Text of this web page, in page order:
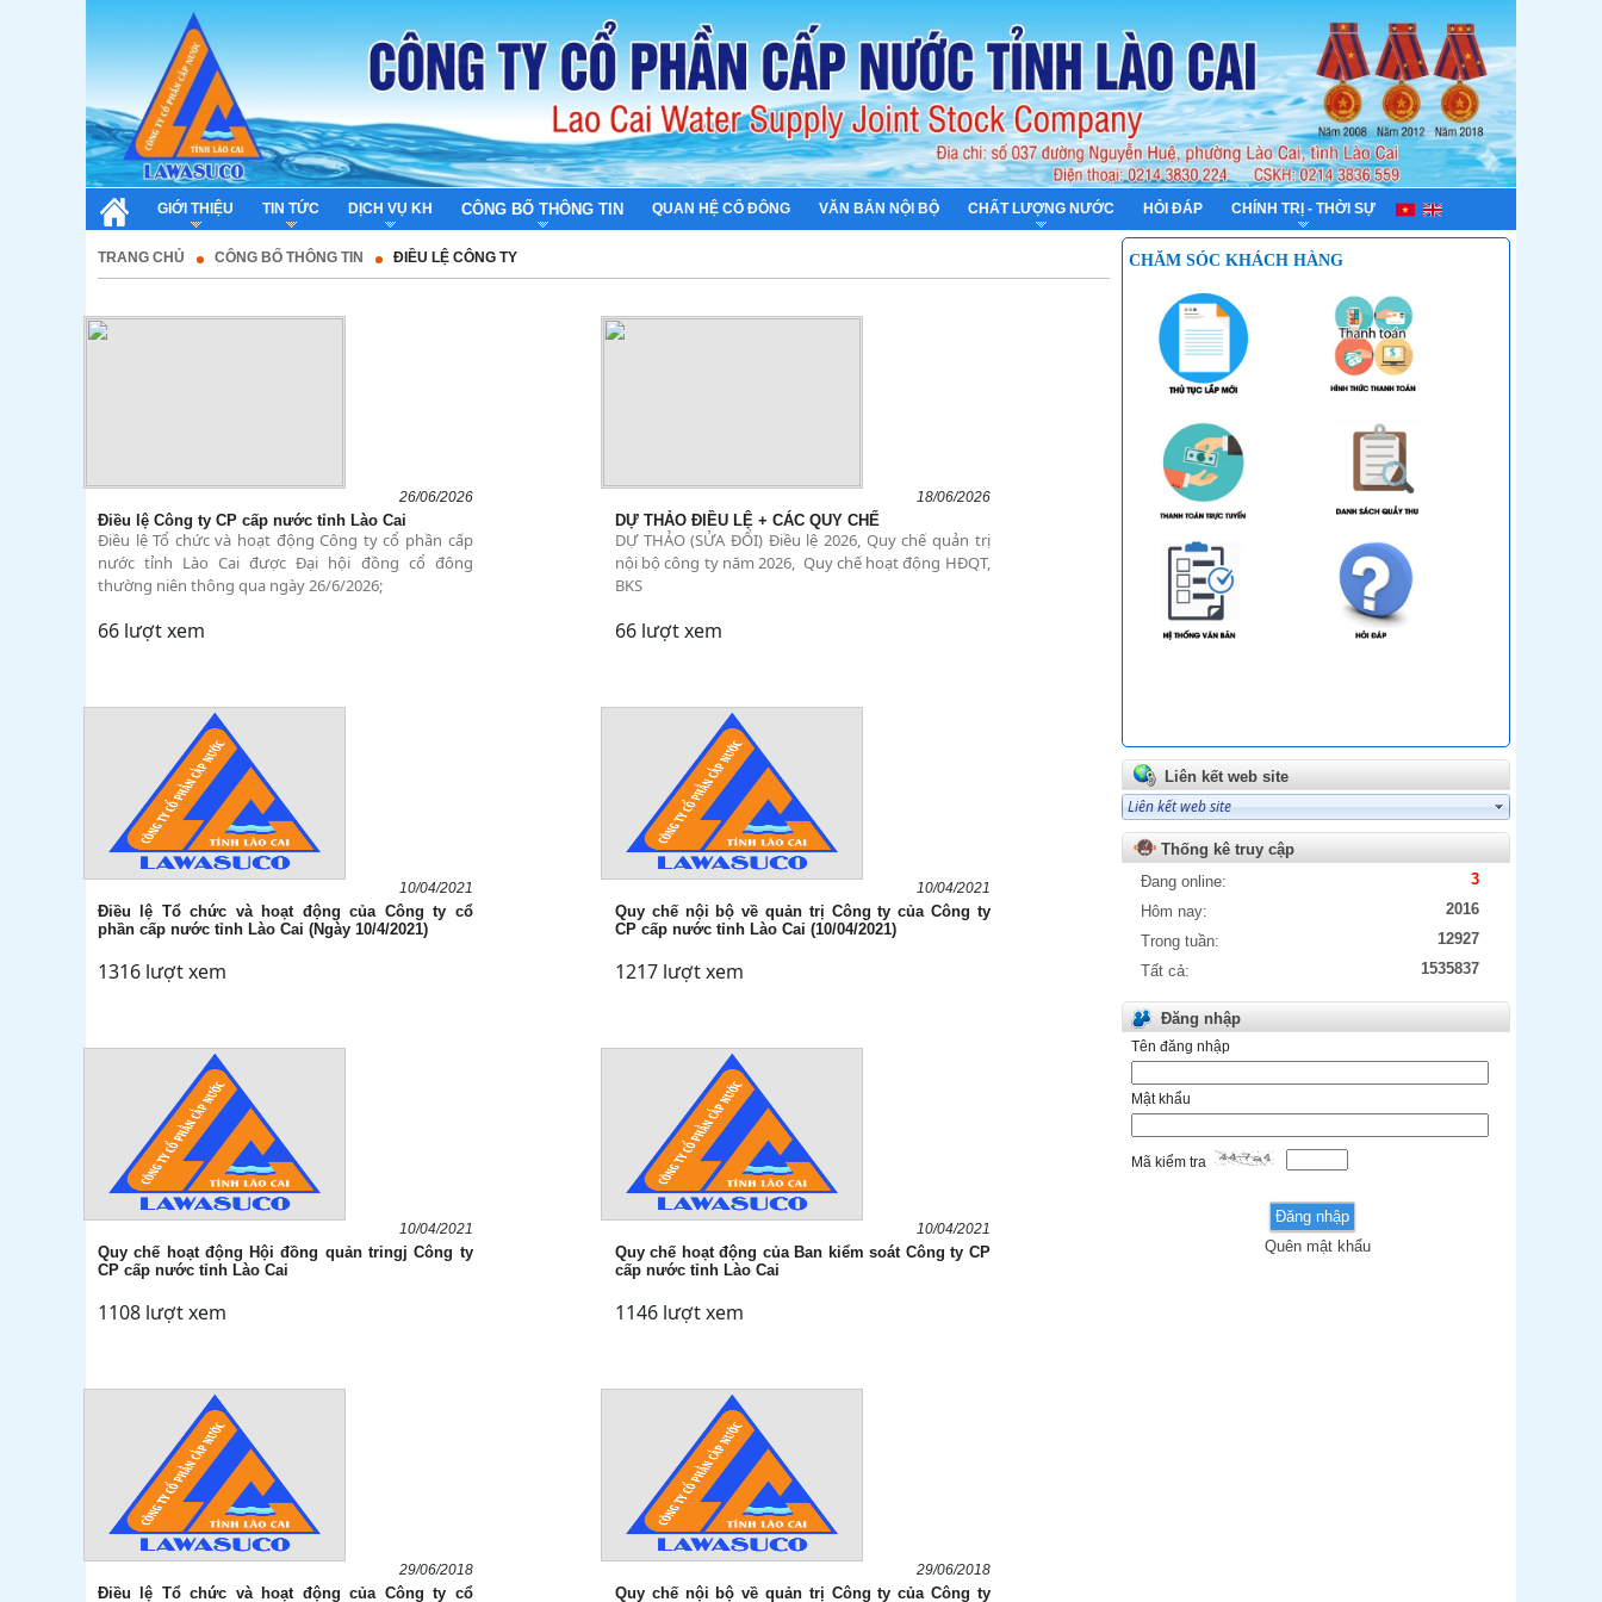
GIỚI THIỆU TIN TỨC DỊCH VỤ KH CÔNG BỐ THÔNG TIN QUAN HỆ CỔ ĐÔNG VĂN BẢN NỘI BỘ CHẤT LƯỢNG NƯỚC HỎI ĐÁP CHÍNH TRỊ - THỜI SỰ
TRANG CHỦ CÔNG BỐ THÔNG TIN ĐIỀU LỆ CÔNG TY
26/06/2026
Điều lệ Công ty CP cấp nước tỉnh Lào Cai
Điều lệ Tổ chức và hoạt động Công ty cổ phần cấp
nước tỉnh Lào Cai được Đại hội đồng cổ đông
thường niên thông qua ngày 26/6/2026;
66 lượt xem
18/06/2026
DỰ THẢO ĐIỀU LỆ + CÁC QUY CHẾ
DỰ THẢO (SỬA ĐỔI) Điều lệ 2026, Quy chế quản trị
nội bộ công ty năm 2026, Quy chế hoạt động HĐQT,
BKS
66 lượt xem
10/04/2021
Điều lệ Tổ chức và hoạt động của Công ty cổ
phần cấp nước tỉnh Lào Cai (Ngày 10/4/2021)
1316 lượt xem
10/04/2021
Quy chế nội bộ về quản trị Công ty của Công ty
CP cấp nước tỉnh Lào Cai (10/04/2021)
1217 lượt xem
10/04/2021
Quy chế hoạt động Hội đồng quản tringj Công ty
CP cấp nước tỉnh Lào Cai
1108 lượt xem
10/04/2021
Quy chế hoạt động của Ban kiểm soát Công ty CP
cấp nước tỉnh Lào Cai
1146 lượt xem
29/06/2018
Điều lệ Tổ chức và hoạt động của Công ty cổ
29/06/2018
Quy chế nội bộ về quản trị Công ty của Công ty
CHĂM SÓC KHÁCH HÀNG
Liên kết web site
Thống kê truy cập
Đang online:
3
Hôm nay:
2016
Trong tuần:
12927
Tất cả:
1535837
Đăng nhập
Tên đăng nhập
Mật khẩu
Mã kiểm tra
Quên mật khẩu